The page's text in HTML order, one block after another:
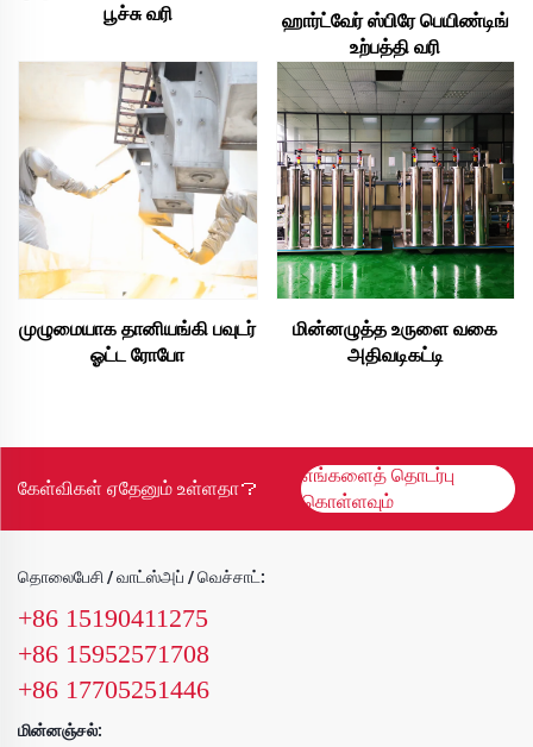
பூச்சு வரி
ஹார்ட்வேர் ஸ்பிரே பெயிண்டிங்
உற்பத்தி வரி
முழுமையாக தானியங்கி பவுடர்
ஓட்ட ரோபோ
மின்னழுத்த உருளை வகை
அதிவடிகட்டி
கேள்விகள் ஏதேனும் உள்ளதா？
எங்களைத் தொடர்பு
கொள்ளவும்
தொலைபேசி / வாட்ஸ்அப் / வெச்சாட்:
+86 15190411275
+86 15952571708
+86 17705251446
மின்னஞ்சல்: